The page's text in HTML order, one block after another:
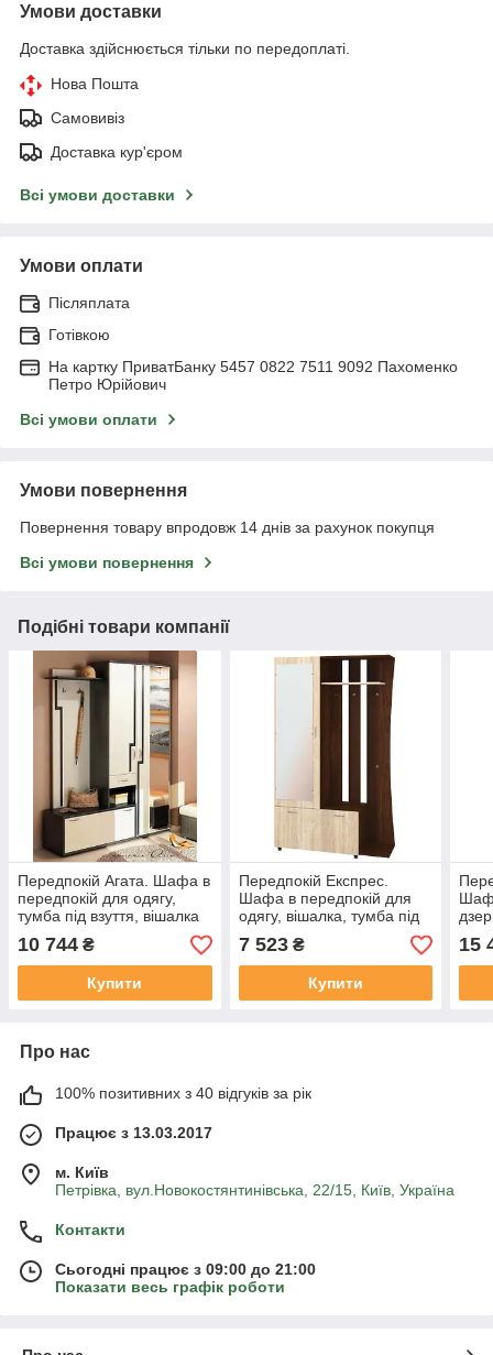
Умови доставки
Доставка здійснюється тільки по передоплаті.
Нова Пошта
Самовивіз
Доставка кур'єром
Всі умови доставки
Умови оплати
Післяплата
Готівкою
На картку ПриватБанку 5457 0822 7511 9092 Пахоменко
Петро Юрійович
Всі умови оплати
Умови повернення
Повернення товару впродовж 14 днів за рахунок покупця
Всі умови повернення
Подібні товари компанії
Передпокій Агата. Шафа в
передпокій для одягу,
тумба під взуття, вішалка
10 744 ₴
Купити
Передпокій Експрес.
Шафа в передпокій для
одягу, вішалка, тумба під
взуття
7 523₴
Купити
15
Про нас
100% позитивних з 40 відгуків за рік
Працює з 13.03.2017
м. Київ
Петрівка, вул.Новокостянтинівська, 22/15, Київ, Україна
Контакти
Сьогодні працює з 09:00 до 21:00
Показати весь графік роботи